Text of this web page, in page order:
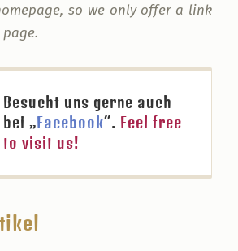
so we only offer a link
Besucht uns gerne auch
bei „Facebook“. Feel free
to visit us!